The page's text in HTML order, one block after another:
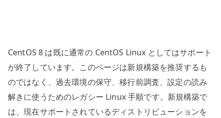
CentOS 8 は既に通常の CentOS Linux としてはサポート
が終了しています。このページは新規構築を推奨するも
のではなく、過去環境の保守、移行前調査、設定の読み
解きに使うためのレガシー Linux 手順です。新規構築で
は、現在サポートされているディストリビューションを